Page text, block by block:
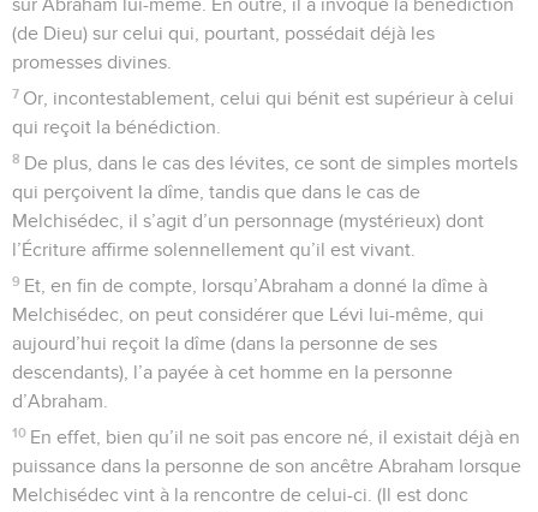
sur Abraham lui-même. En outre, il a invoqué la bénédiction
(de Dieu) sur celui qui, pourtant, possédait déjà les
promesses divines.
7 Or, incontestablement, celui qui bénit est supérieur à celui
qui reçoit la bénédiction.
8 De plus, dans le cas des lévites, ce sont de simples mortels
qui perçoivent la dîme, tandis que dans le cas de
Melchisédec, il s’agit d’un personnage (mystérieux) dont
l’Écriture affirme solennellement qu’il est vivant.
9 Et, en fin de compte, lorsqu’Abraham a donné la dîme à
Melchisédec, on peut considérer que Lévi lui-même, qui
aujourd’hui reçoit la dîme (dans la personne de ses
descendants), l’a payée à cet homme en la personne
d’Abraham.
10 En effet, bien qu’il ne soit pas encore né, il existait déjà en
puissance dans la personne de son ancêtre Abraham lorsque
Melchisédec vint à la rencontre de celui-ci. (Il est donc